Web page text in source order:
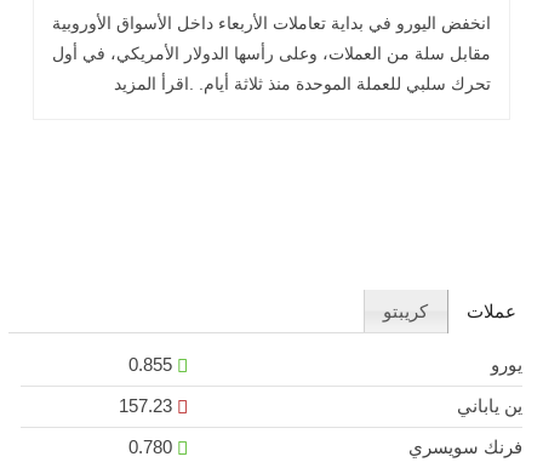
انخفض اليورو في بداية تعاملات الأربعاء داخل الأسواق الأوروبية
مقابل سلة من العملات، وعلى رأسها الدولار الأمريكي، في أول
تحرك سلبي للعملة الموحدة منذ ثلاثة أيام. .اقرأ المزيد
عملات كريبتو
يورو
0.855
ين ياباني
157.23
فرنك سويسري
0.780